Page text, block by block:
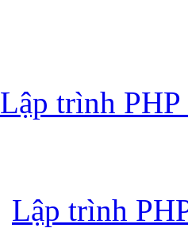
Lập trình PHP
Lập trình